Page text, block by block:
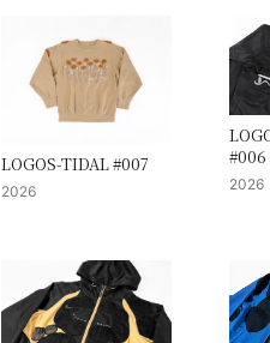
LOGOS-TIDAL #007
2026
#006
2026